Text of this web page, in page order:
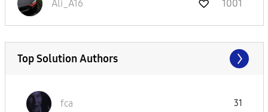
Ali_A16 1001
Top Solution Authors
fca 31